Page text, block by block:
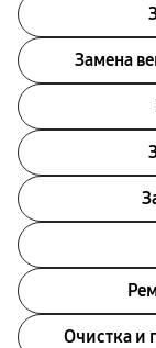
Замена
Очистка и